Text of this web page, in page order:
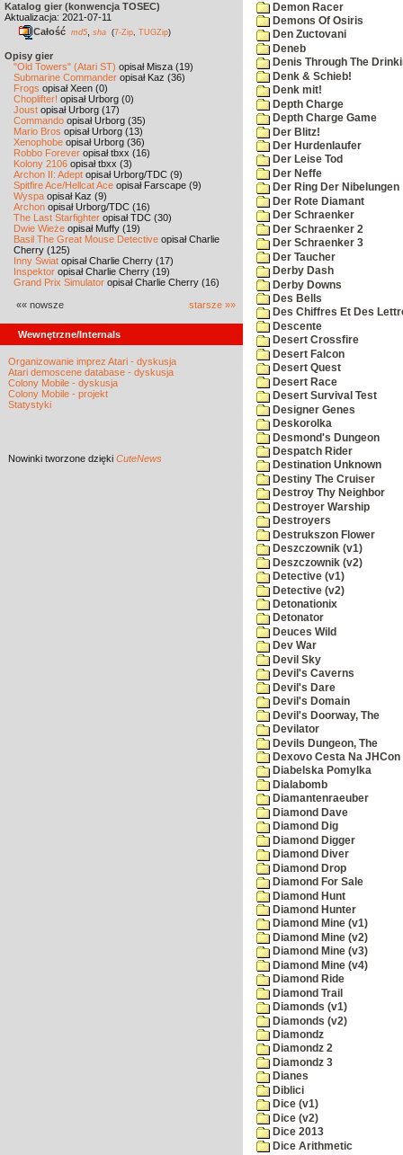
Katalog gier (konwencja TOSEC)
Aktualizacja: 2021-07-11
Całość md5 sha (7-Zip TUGZip)
Opisy gier
"Old Towers" (Atari ST) opisał Misza (19)
Submarine Commander opisał Kaz (36)
Frogs opisał Xeen (0)
Choplifter! opisał Urborg (0)
Joust opisał Urborg (17)
Commando opisał Urborg (35)
Mario Bros opisał Urborg (13)
Xenophobe opisał Urborg (36)
Robbo Forever opisał tbxx (16)
Kolony 2106 opisał tbxx (3)
Archon II: Adept opisał Urborg/TDC (9)
Spitfire Ace/Hellcat Ace opisał Farscape (9)
Wyspa opisał Kaz (9)
Archon opisał Urborg/TDC (16)
The Last Starfighter opisał TDC (30)
Dwie Wieże opisał Muffy (19)
Basil The Great Mouse Detective opisał Charlie
Cherry (125)
Inny Świat opisał Charlie Cherry (17)
Inspektor opisał Charlie Cherry (19)
Grand Prix Simulator opisał Charlie Cherry (16)
«« nowsze starsze »»
Wewnętrzne/Internals
Organizowanie imprez Atari - dyskusja
Atari demoscene database - dyskusja
Colony Mobile - dyskusja
Colony Mobile - projekt
Statystyki
Nowinki tworzone dzięki CuteNews
Demon Racer
Demons Of Osiris
Den Zuctovani
Deneb
Denis Through The
Denk & Schieb!
Denk mit!
Depth Charge
Depth Charge Game
Der Blitz!
Der Hurdenlaufer
Der Leise Tod
Der Neffe
Der Ring Der Nibelungen
Der Rote Diamant
Der Schraenker
Der Schraenker 2
Der Schraenker 3
Der Taucher
Derby Dash
Derby Downs
Des Bells
Des Chiffres Et Des
Descente
Desert Crossfire
Desert Falcon
Desert Quest
Desert Race
Desert Survival Test
Designer Genes
Deskorolka
Desmond's Dungeon
Despatch Rider
Destination Unknown
Destiny The Cruiser
Destroy Thy Neighbor
Destroyer Warship
Destroyers
Destrukszon Flower
Deszczownik (v1)
Deszczownik (v2)
Detective (v1)
Detective (v2)
Detonationix
Detonator
Deuces Wild
Dev War
Devil Sky
Devil's Caverns
Devil's Dare
Devil's Domain
Devil's Doorway, The
Devilator
Devils Dungeon, The
Dexovo Cesta Na JHCon
Diabelska Pomylka
Dialabomb
Diamantenraeuber
Diamond Dave
Diamond Dig
Diamond Digger
Diamond Diver
Diamond Drop
Diamond For Sale
Diamond Hunt
Diamond Hunter
Diamond Mine (v1)
Diamond Mine (v2)
Diamond Mine (v3)
Diamond Mine (v4)
Diamond Ride
Diamond Trail
Diamonds (v1)
Diamonds (v2)
Diamondz
Diamondz 2
Diamondz 3
Dianes
Diblici
Dice (v1)
Dice (v2)
Dice 2013
Dice Arithmetic